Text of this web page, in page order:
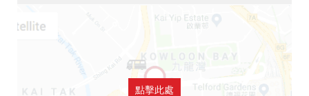
點擊此處